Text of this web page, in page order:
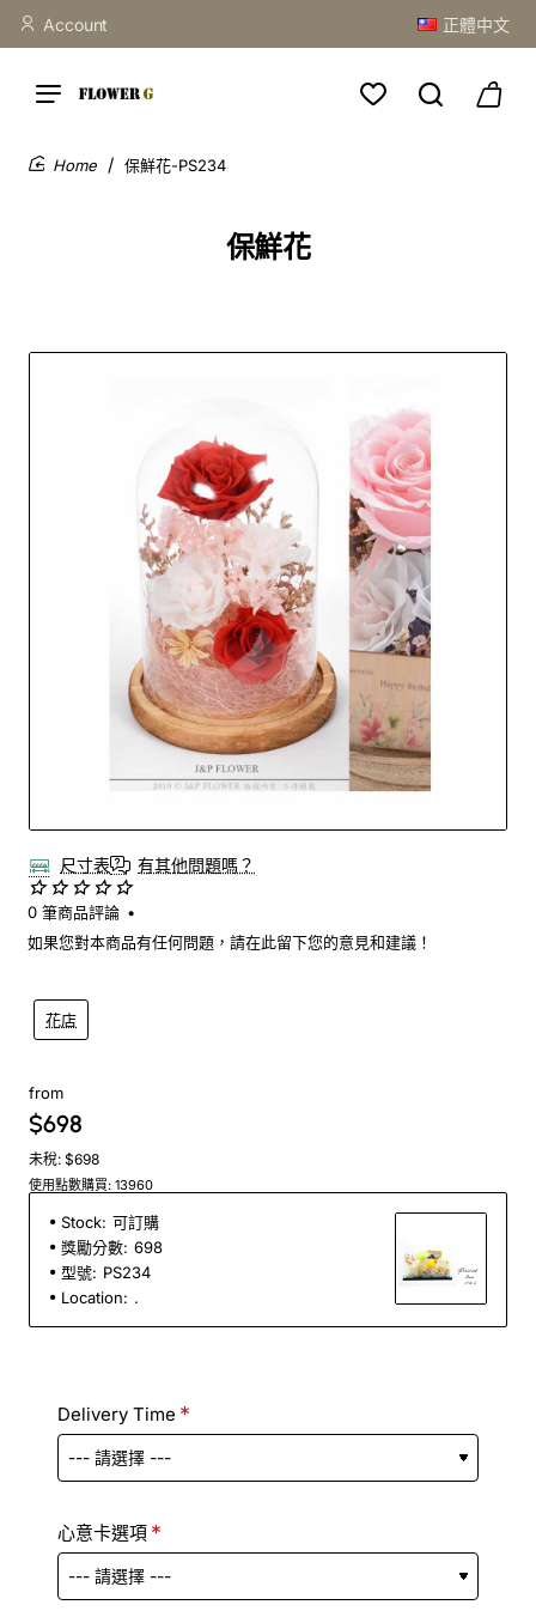
Account 正體中文
保鮮花
保鮮花-PS234
尺寸表 有其他問題嗎？
花店
0 筆商品評論 •
如果您對本商品有任何問題，請在此留下您的意見和建議！
from
$698
未稅: $698
使用點數購買: 13960
Stock: 可訂購
獎勵分數: 698
型號: PS234
Location: .
Delivery Time
心意卡選項